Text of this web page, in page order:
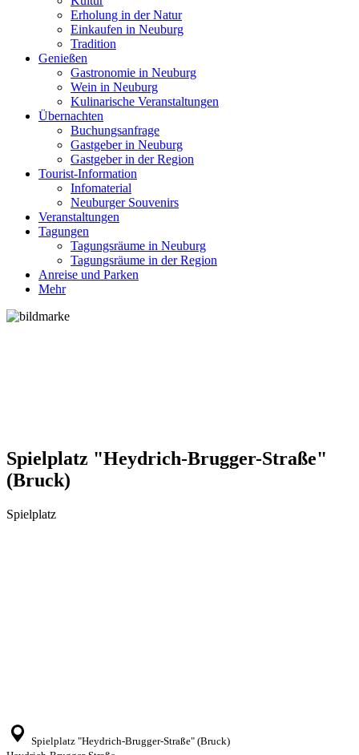
Erholung in der Natur
Einkaufen in Neuburg
Tradition
Genießen
Gastronomie in Neuburg
Wein in Neuburg
Kulinarische Veranstaltungen
Übernachten
Buchungsanfrage
Gastgeber in Neuburg
Gastgeber in der Region
Tourist-Information
Infomaterial
Neuburger Souvenirs
Veranstaltungen
Tagungen
Tagungsräume in Neuburg
Tagungsräume in der Region
Anreise und Parken
Mehr
Spielplatz "Heydrich-Brugger-Straße"
(Bruck)
Spielplatz
Spielplatz "Heydrich-Brugger-Straße" (Bruck)